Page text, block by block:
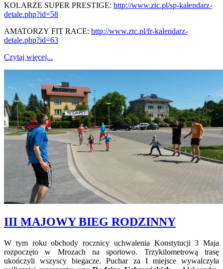
KOLARZE SUPER PRESTIGE: http://www.ztc.pl/sp-kalendarz-
detale.php?id=58
AMATORZY FIT RACE: http://www.ztc.pl/fr-kalendarz-
detale.php?id=63
Czytaj więcej...
III MAJOWY BIEG RODZINNY
W tym roku obchody rocznicy uchwalenia Konstytucji 3 Maja
rozpoczęto w Mrozach na sportowo. Trzykilometrową trasę
ukończyli wszyscy biegacze. Puchar za I miejsce wywalczyła